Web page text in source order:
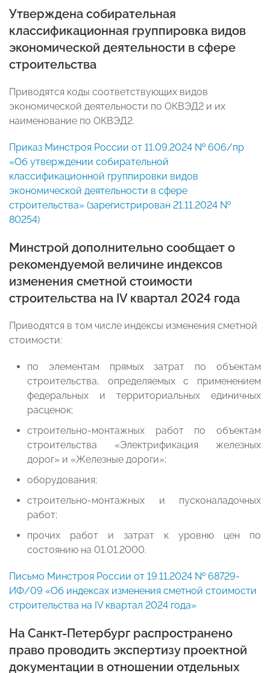
Утверждена собирательная
классификационная группировка видов
экономической деятельности в сфере
строительства
Приводятся коды соответствующих видов
экономической деятельности по ОКВЭД2 и их
наименование по ОКВЭД2.
Приказ Минстроя России от 11.09.2024 № 606/пр
«Об утверждении собирательной
классификационной группировки видов
экономической деятельности в сфере
строительства» (зарегистрирован 21.11.2024 №
80254)
Минстрой дополнительно сообщает о
рекомендуемой величине индексов
изменения сметной стоимости
строительства на IV квартал 2024 года
Приводятся в том числе индексы изменения сметной
стоимости:
по элементам прямых затрат по объектам
строительства, определяемых с применением
федеральных и территориальных единичных
расценок;
строительно-монтажных работ по объектам
строительства «Электрификация железных
дорог» и «Железные дороги»;
оборудования;
строительно-монтажных и пусконаладочных
работ;
прочих работ и затрат к уровню цен по
состоянию на 01.01.2000.
Письмо Минстроя России от 19.11.2024 № 68729-
ИФ/09 «Об индексах изменения сметной стоимости
строительства на IV квартал 2024 года»
На Санкт-Петербург распространено
право проводить экспертизу проектной
документации в отношении отдельных